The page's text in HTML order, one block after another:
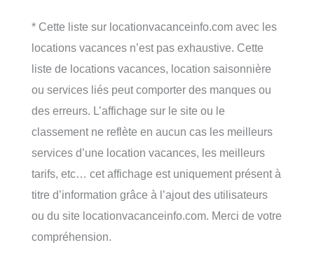
* Cette liste sur locationvacanceinfo.com avec les
locations vacances n’est pas exhaustive. Cette
liste de locations vacances, location saisonnière
ou services liés peut comporter des manques ou
des erreurs. L’affichage sur le site ou le
classement ne reflète en aucun cas les meilleurs
services d’une location vacances, les meilleurs
tarifs, etc… cet affichage est uniquement présent à
titre d’information grâce à l’ajout des utilisateurs
ou du site locationvacanceinfo.com. Merci de votre
compréhension.